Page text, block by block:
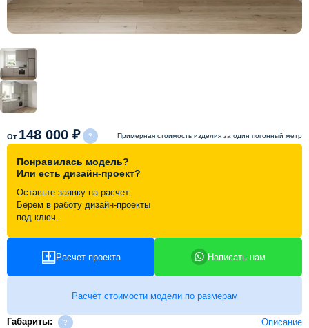
Акции и скидки
Портфолио
Видеоотзывы
Контакты
От 148 000 ₽ Примерная стоимость изделия за один погонный метр
Понравилась модель?
Или есть дизайн-проект?
Оставьте заявку на расчет.
Берем в работу дизайн-проекты
под ключ.
Расчет проекта Написать нам
Расчёт стоимости модели по размерам
Габариты:
Описание